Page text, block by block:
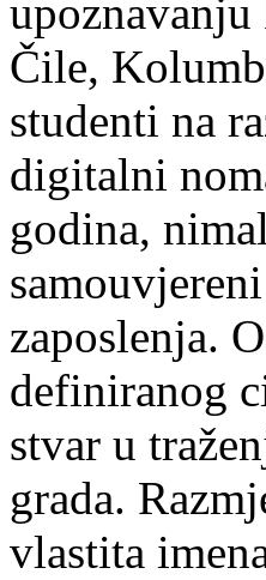
Čile,
studenti na
digitalni
godina,
zaposlenja.
definiranog
stvar u
grada.
vlastita